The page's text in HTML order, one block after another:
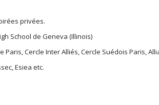
privées.
School de Geneva (Illinois)
Paris, Cercle Inter Alliés, Cercle Suédois Paris,
Esiea etc.